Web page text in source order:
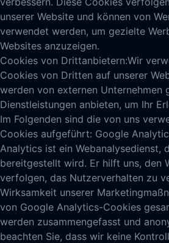
unserer Website und können von
verwendet werden, um gezielte
Websites anzuzeigen.
Cookies von Drittanbietern:Wir
Cookies von Dritten auf unserer
werden von externen Unternehmen
Dienstleistungen anbieten, um Ihr
Im Folgenden sind die von uns
Cookies aufgeführt: Google
Analytics ist ein Webanalysedienst,
bereitgestellt wird. Er hilft uns, den
verfolgen, das Nutzerverhalten zu
Wirksamkeit unserer
von Google Analytics-Cookies
werden zusammengefasst und
beachten Sie, dass wir keine